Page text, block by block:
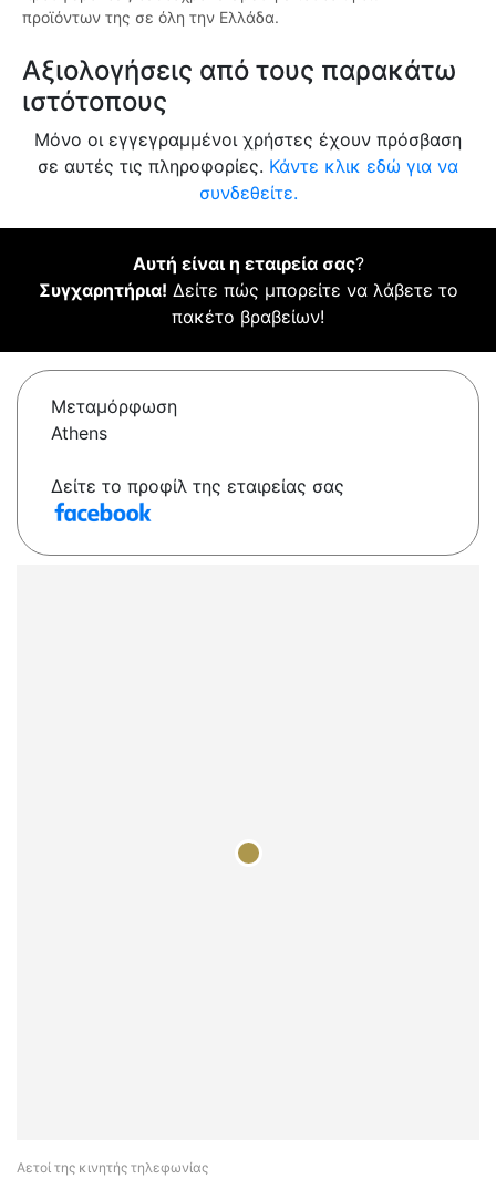
προϊόντων της σε όλη την Ελλάδα.
Αξιολογήσεις από τους παρακάτω
ιστότοπους
Μόνο οι εγγεγραμμένοι χρήστες έχουν πρόσβαση
σε αυτές τις πληροφορίες. Κάντε κλικ εδώ για να
συνδεθείτε.
Αυτή είναι η εταιρεία σας?
Συγχαρητήρια! Δείτε πώς μπορείτε να λάβετε το
πακέτο βραβείων!
Μεταμόρφωση
Athens
Δείτε το προφίλ της εταιρείας σας
Αετοί της κινητής τηλεφωνίας